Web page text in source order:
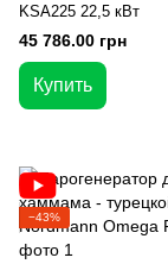
KSA225 22,5 кВт
45 786.00 грн
Купить
−43%